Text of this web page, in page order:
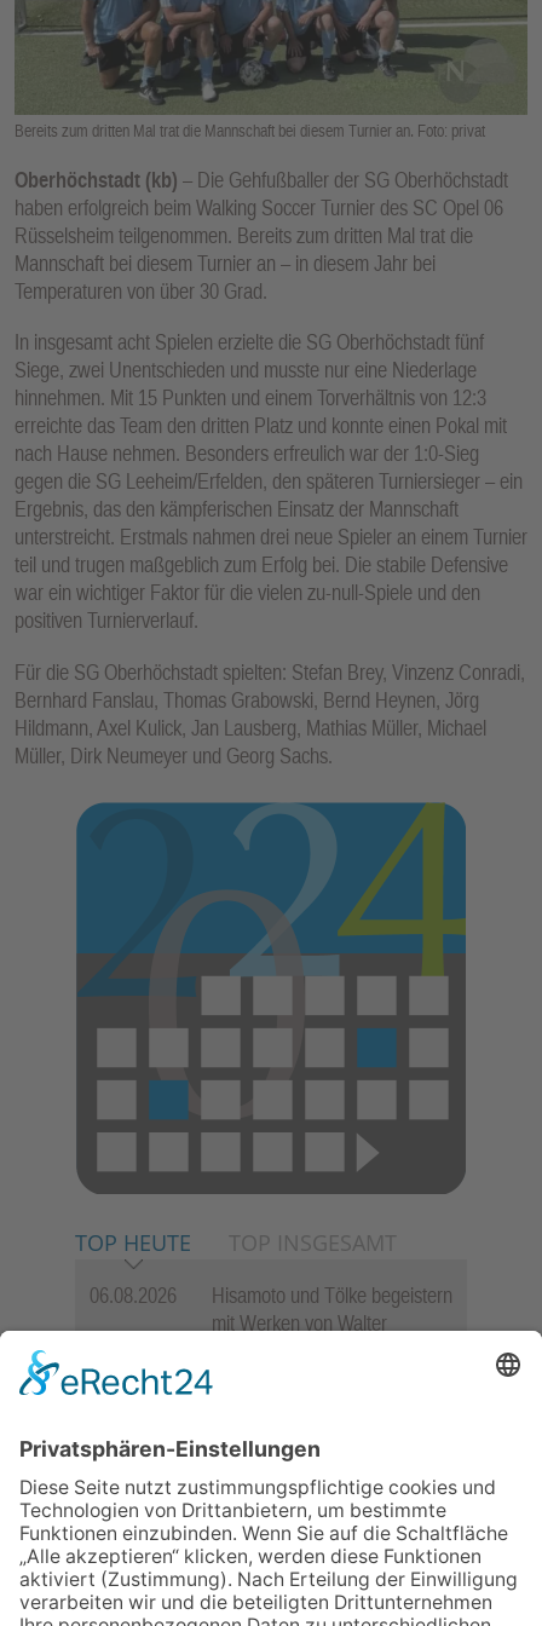
Bereits zum dritten Mal trat die Mannschaft bei diesem Turnier an. Foto: privat
Oberhöchstadt (kb) – Die Gehfußballer der SG Oberhöchstadt
haben erfolgreich beim Walking Soccer Turnier des SC Opel 06
Rüsselsheim teilgenommen. Bereits zum dritten Mal trat die
Mannschaft bei diesem Turnier an – in diesem Jahr bei
Temperaturen von über 30 Grad.
In insgesamt acht Spielen erzielte die SG Oberhöchstadt fünf
Siege, zwei Unentschieden und musste nur eine Niederlage
hinnehmen. Mit 15 Punkten und einem Torverhältnis von 12:3
erreichte das Team den dritten Platz und konnte einen Pokal mit
nach Hause nehmen. Besonders erfreulich war der 1:0-Sieg
gegen die SG Leeheim/Erfelden, den späteren Turniersieger – ein
Ergebnis, das den kämpferischen Einsatz der Mannschaft
unterstreicht. Erstmals nahmen drei neue Spieler an einem Turnier
teil und trugen maßgeblich zum Erfolg bei. Die stabile Defensive
war ein wichtiger Faktor für die vielen zu-null-Spiele und den
positiven Turnierverlauf.
Für die SG Oberhöchstadt spielten: Stefan Brey, Vinzenz Conradi,
Bernhard Fanslau, Thomas Grabowski, Bernd Heynen, Jörg
Hildmann, Axel Kulick, Jan Lausberg, Mathias Müller, Michael
Müller, Dirk Neumeyer und Georg Sachs.
TOP HEUTE TOP INSGESAMT
06.08.2026
Hisamoto und Tölke begeistern
mit Werken von Walter
09.07.2026
Wasserampel steht auf Gelb:
auf
Festmeile
06.08.2026
Jugendchor Hochtaunus
präsentiert sein neues
Programm „Changes“
E
N